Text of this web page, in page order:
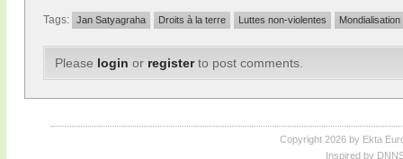
Tags: Jan Satyagraha Droits à la terre Luttes non-violentes Mondialisation
Please login or registerto post comments.
Copyright 2026 by Ekta
Inspired by